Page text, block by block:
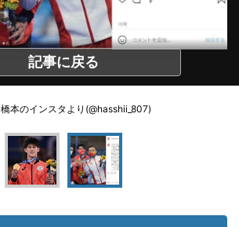
記事に戻る
橋本のインスタより(@hasshii_807)